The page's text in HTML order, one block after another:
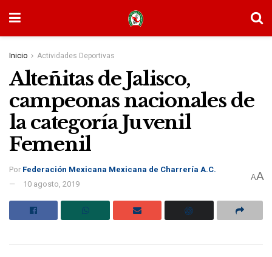
Inicio Actividades Deportivas
Alteñitas de Jalisco,
campeonas nacionales de
la categoría Juvenil
Femenil
Por Federación Mexicana Mexicana de Charrería A.C.
10 agosto, 2019
AA